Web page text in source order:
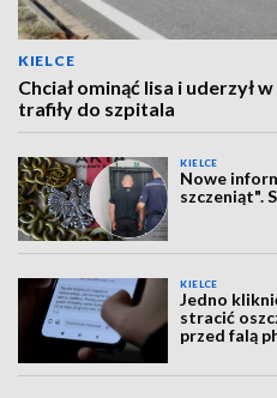
KIELCE
Chciał ominąć lisa i uderzył
trafiły do szpitala
KIELCE
Nowe
szczeniąt".
KIELCE
Jedno
stracić
przed falą